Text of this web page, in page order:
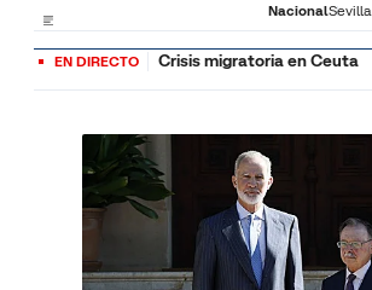
NacionalSevilla
EN DIRECTO Crisis migratoria en Ceuta